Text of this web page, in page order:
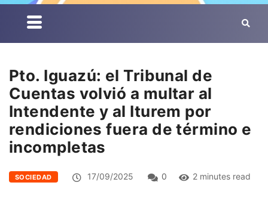
Pto. Iguazú: el Tribunal de
Cuentas volvió a multar al
Intendente y al Iturem por
rendiciones fuera de término e
incompletas
SOCIEDAD 17/09/2025 0 2 minutes read